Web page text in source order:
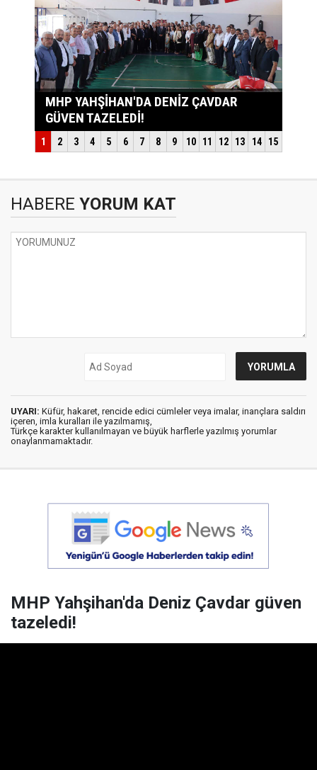
HABERE YORUM KAT
UYARI: Küfür, hakaret, rencide edici cümleler veya imalar, inançlara saldırı
içeren, imla kuralları ile yazılmamış,
Türkçe karakter kullanılmayan ve büyük harflerle yazılmış yorumlar
onaylanmamaktadır.
MHP Yahşihan'da Deniz Çavdar güven
tazeledi!